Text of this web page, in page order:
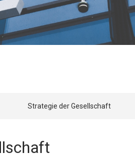
Strategie der Gesellschaft